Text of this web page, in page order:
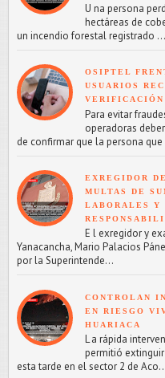
U na persona
hectáreas de
un incendio forestal registrado ...
OSIPTEL
USUARIOS
Para evitar
operadoras
de confirmar que la persona que
EXREGIDOR
MULTAS DE
LABORALES Y
E l exregidor y
Yanacancha, Mario Palacios
por la Superintende...
CONTROLAN
EN RIESGO
HUARIACA
L a rápida
permitió
esta tarde en el sector 2 de